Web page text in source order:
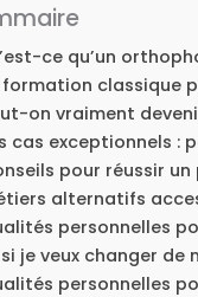
ce qu’un
formation classique
on vraiment
cas exceptionnels :
pour réussir
alternatifs
personnelles
je veux changer de
personnelles